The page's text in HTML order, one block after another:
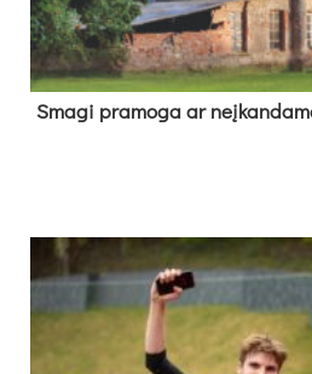
Sma­gi pra­mo­ga ar